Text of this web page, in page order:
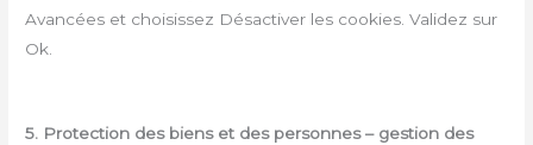
Avancées et choisissez Désactiver les cookies. Validez sur
Ok.
5. Protection des biens et des personnes – gestion des